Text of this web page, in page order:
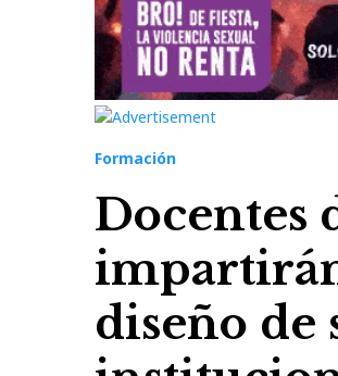
Formación
Docentes
diseño de